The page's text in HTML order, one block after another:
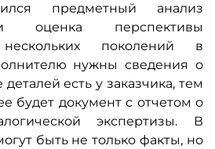
предметный анализ
оценка перспективы
нескольких поколений в
нужны сведения о
есть у заказчика, тем
будет документ с отчетом о
экспертизы. В
быть не только факты, но